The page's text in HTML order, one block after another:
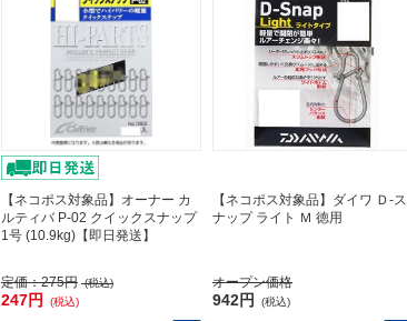
【ネコポス対象品】オーナー カ
ルティバ P-02 クイックスナップ
1号 (10.9kg)【即日発送】
定価：275円 (税込)
247円 (税込)
【ネコポス対象品】ダイワ Ｄ-ス
ナップ ライト Ｍ 徳用
オープン価格
942円 (税込)